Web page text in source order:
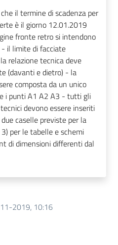
il termine di scadenza per
è il giorno 12.01.2019
fronte retro si intendono
il limite di facciate
relazione tecnica deve
(davanti e dietro) - la
composta da un unico
i punti A1 A2 A3 - tutti gli
devono essere inseriti
caselle previste per la
per le tabelle e schemi
di dimensioni differenti dal
2019, 10:16